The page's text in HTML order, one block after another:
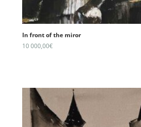
In front of the miror
10 000,00€